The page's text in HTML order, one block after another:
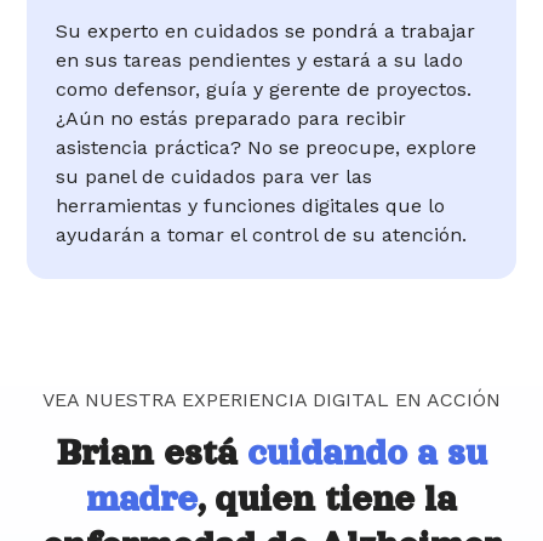
Su experto en cuidados se pondrá a trabajar
en sus tareas pendientes y estará a su lado
como defensor, guía y gerente de proyectos.
¿Aún no estás preparado para recibir
asistencia práctica? No se preocupe, explore
su panel de cuidados para ver las
herramientas y funciones digitales que lo
ayudarán a tomar el control de su atención.
VEA NUESTRA EXPERIENCIA DIGITAL EN ACCIÓN
Brian está cuidando a su
madre, quien tiene la